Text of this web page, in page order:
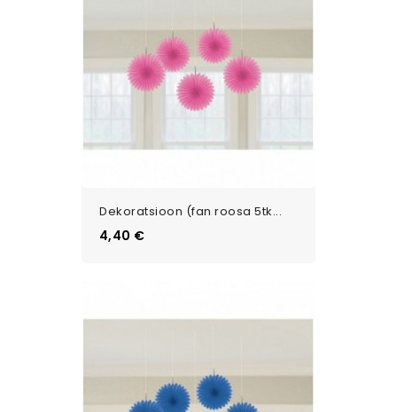
Dekoratsioon (fan roosa 5tk...
Цена
4,40 €